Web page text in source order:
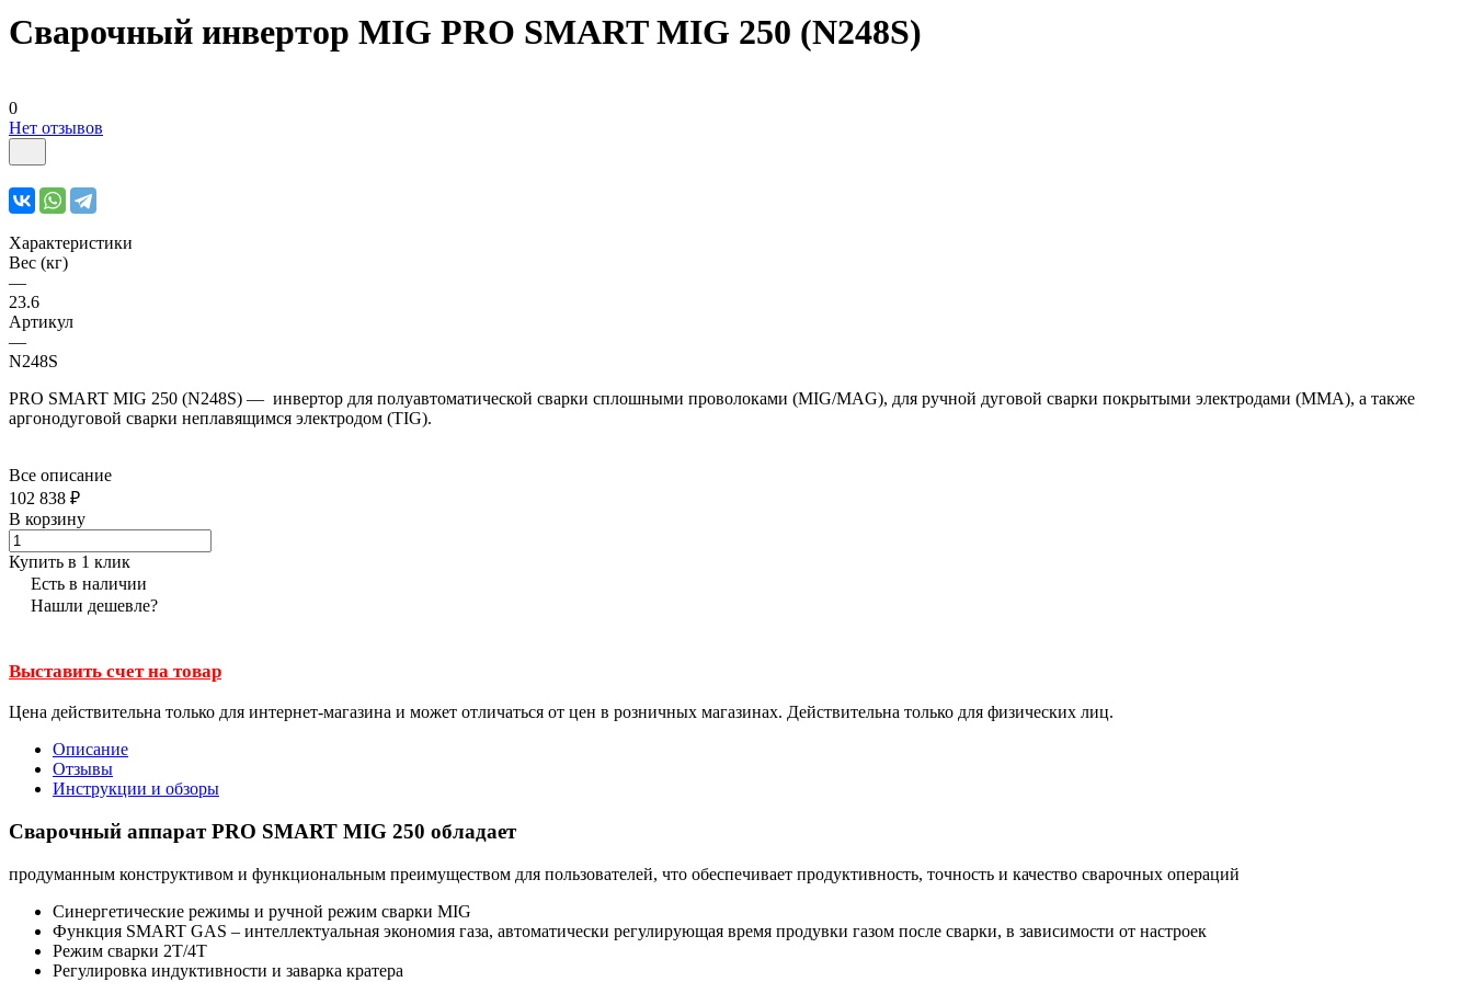
Сварочный инвертор MIG PRO SMART MIG 250 (N248S)
0
Нет отзывов
Характеристики
Вес (кг)
—
23.6
Артикул
—
N248S
PRO SMART MIG 250 (N248S) — инвертор для полуавтоматической сварки сплошными проволоками (MIG/MAG), для ручной дуговой сварки покрытыми электродами (MMA), а также
аргонодуговой сварки неплавящимся электродом (TIG).
Все описание
102 838 ₽
В корзину
Купить в 1 клик
Есть в наличии
Нашли дешевле?
Выставить счет на товар
Цена действительна только для интернет-магазина и может отличаться от цен в розничных магазинах. Действительна только для физических лиц.
Описание
Отзывы
Инструкции и обзоры
Сварочный аппарат PRO SMART MIG 250 обладает
продуманным конструктивом и функциональным преимуществом для пользователей, что обеспечивает продуктивность, точность и качество сварочных операций
Синергетические режимы и ручной режим сварки MIG
Функция SMART GAS – интеллектуальная экономия газа, автоматически регулирующая время продувки газом после сварки, в зависимости от настроек
Режим сварки 2Т/4Т
Регулировка индуктивности и заварка кратера